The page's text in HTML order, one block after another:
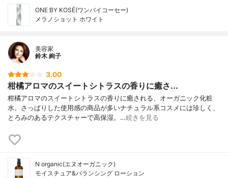
ONE BY KOSÉ(ワンバイコーセー)
メラノショット ホワイト
美容家
鈴木 絢子
3.00
柑橘アロマのスイートシトラスの香りに癒さ...
柑橘アロマのスイートシトラスの香りに癒される、オーガニック化粧
水。さっぱりした使用感の商品が多いナチュラル系コスメには珍しく、
とろみのあるテクスチャーで高保湿。…続きを見る
N organic(エヌオーガニック)
モイスチュア&バランシング ローション